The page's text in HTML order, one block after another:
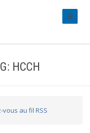
HCCH
vous au fil RSS